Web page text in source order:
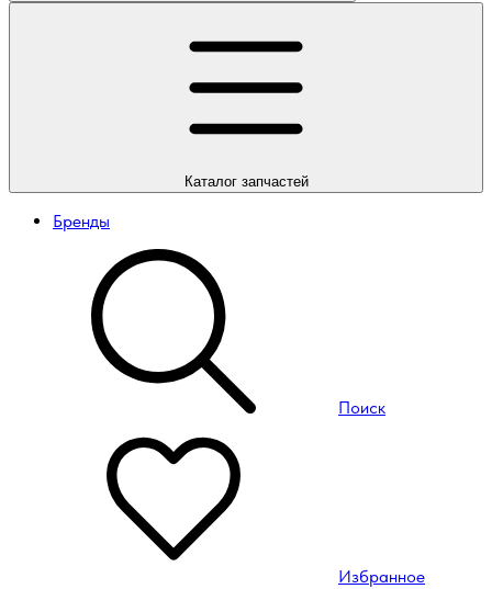
Каталогзапчастей
Бренды
Поиск
Избранное